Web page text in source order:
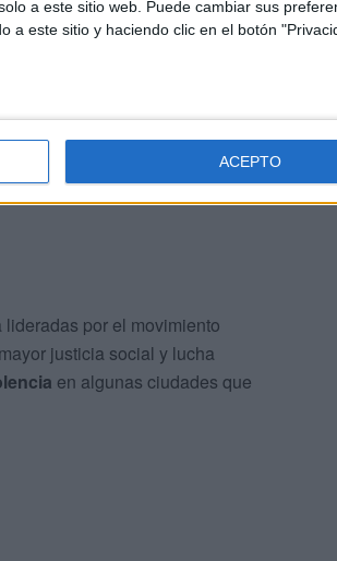
a este sitio web. Puede cambiar sus
a este sitio y haciendo clic en el botón
ACEPTO
por el movimiento
justicia social y lucha
en algunas ciudades que